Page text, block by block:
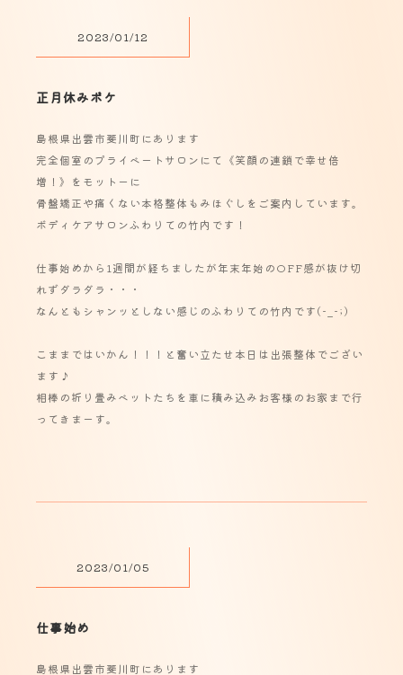
2023/01/12
正月休みボケ
島根県出雲市斐川町にあります
完全個室のプライベートサロンにて《笑顔の連鎖で幸せ倍
増！》をモットーに
骨盤矯正や痛くない本格整体もみほぐしをご案内しています。
ボディケアサロンふわりての竹内です！
仕事始めから1週間が経ちましたが年末年始のOFF感が抜け切
れずダラダラ・・・
なんともシャンッとしない感じのふわりての竹内です(-_-;)
こままではいかん！！！と奮い立たせ本日は出張整体でござい
ます♪
相棒の折り畳みベットたちを車に積み込みお客様のお家まで行
ってきまーす。
2023/01/05
仕事始め
島根県出雲市斐川町にあります